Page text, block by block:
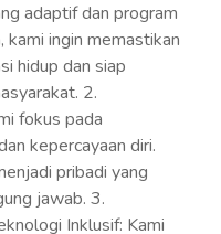
yang
seluruh
orang tua/wali,
di Kabupaten
dalam
sama kita
kasih, suportif,
bukan penghalang,
bangsa. Saya